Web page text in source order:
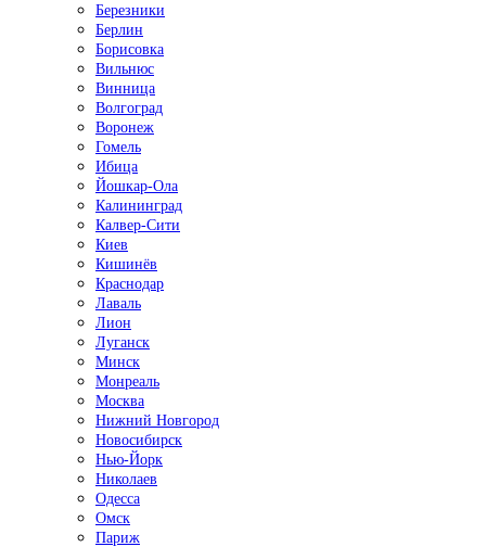
Березники
Берлин
Борисовка
Вильнюс
Винница
Волгоград
Воронеж
Гомель
Ибица
Йошкар-Ола
Калининград
Калвер-Сити
Киев
Кишинёв
Краснодар
Лаваль
Лион
Луганск
Минск
Монреаль
Москва
Нижний Новгород
Новосибирск
Нью-Йорк
Николаев
Одесса
Омск
Париж